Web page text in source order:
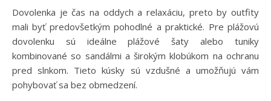
Dovolenka je čas na oddych a relaxáciu, preto by outfity
mali byť predovšetkým pohodlné a praktické. Pre plážovú
dovolenku sú ideálne plážové šaty alebo tuniky
kombinované so sandálmi a širokým klobúkom na ochranu
pred slnkom. Tieto kúsky sú vzdušné a umožňujú vám
pohybovať sa bez obmedzení.